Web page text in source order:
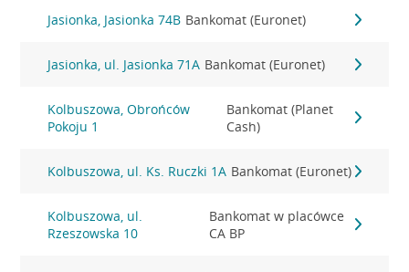
Jasionka, Jasionka 74B Bankomat (Euronet)
Jasionka, ul. Jasionka 71A Bankomat (Euronet)
Kolbuszowa, Obrońców
Pokoju 1
Bankomat (Planet
Cash)
Kolbuszowa, ul. Ks. Ruczki 1A Bankomat (Euronet)
Kolbuszowa, ul.
Rzeszowska 10
Bankomat w placówce
CA BP